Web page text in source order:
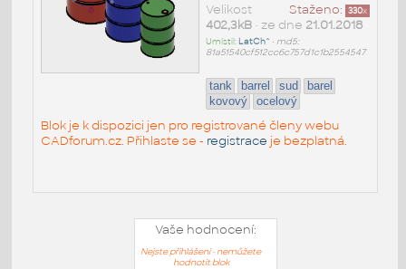
Staženo: 330x
Velikost
402,3kB• ze dne 21.01.2018
Umístil: LatCh^ • md5:
81a51540cf512cc6c757d1c1b2554547
tank barrel sud
barel
kovový
ocelový
Blok je k dispozici jen pro registrované členy webu
CADforum.cz. Přihlaste se - registrace je bezplatná.
Vaše hodnocení:
Nejste přihlášeni - nemůžete
hodnotit blok